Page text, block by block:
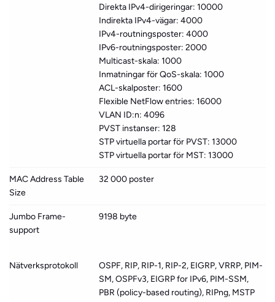
Direkta IPv4-dirigeringar: 10000
Indirekta IPv4-vägar: 4000
IPv4-routningsposter: 4000
IPv6-routningsposter: 2000
Multicast-skala: 1000
Inmatningar för QoS-skala: 1000
ACL-skalposter: 1600
Flexible NetFlow entries: 16000
VLAN ID:n: 4096
PVST instanser: 128
STP virtuella portar för PVST: 13000
STP virtuella portar för MST: 13000
MAC Address Table
Size
32 000 poster
Jumbo Frame-
support
9198 byte
Nätverksprotokoll
OSPF, RIP, RIP-1, RIP-2, EIGRP, VRRP, PIM-
SM, OSPFv3, EIGRP for IPv6, PIM-SSM,
PBR (policy-based routing), RIPng, MSTP